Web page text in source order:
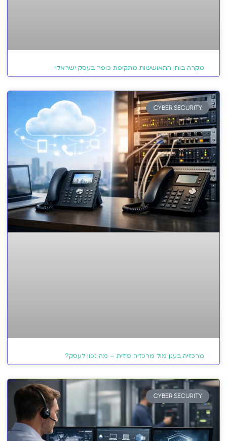
מקרה בוחן התאוששות מתקיפת כופר בעסק ישראלי
CYBER SECURITY
מרכזיה בענן מול מרכזיה פיזית – מה נכון לעסק?
CYBER SECURITY